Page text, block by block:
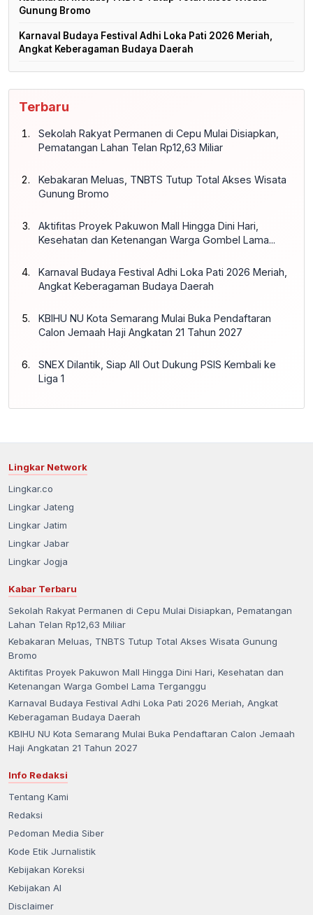
Gunung Bromo
Karnaval Budaya Festival Adhi Loka Pati 2026 Meriah,
Angkat Keberagaman Budaya Daerah
Terbaru
Sekolah Rakyat Permanen di Cepu Mulai Disiapkan,
Pematangan Lahan Telan Rp12,63 Miliar
Kebakaran Meluas, TNBTS Tutup Total Akses Wisata
Gunung Bromo
Aktifitas Proyek Pakuwon Mall Hingga Dini Hari,
Kesehatan dan Ketenangan Warga Gombel Lama...
Karnaval Budaya Festival Adhi Loka Pati 2026 Meriah,
Angkat Keberagaman Budaya Daerah
KBIHU NU Kota Semarang Mulai Buka Pendaftaran
Calon Jemaah Haji Angkatan 21 Tahun 2027
SNEX Dilantik, Siap All Out Dukung PSIS Kembali ke
Liga 1
Lingkar Network
Lingkar.co
Lingkar Jateng
Lingkar Jatim
Lingkar Jabar
Lingkar Jogja
Kabar Terbaru
Sekolah Rakyat Permanen di Cepu Mulai Disiapkan, Pematangan
Lahan Telan Rp12,63 Miliar
Kebakaran Meluas, TNBTS Tutup Total Akses Wisata Gunung
Bromo
Aktifitas Proyek Pakuwon Mall Hingga Dini Hari, Kesehatan dan
Ketenangan Warga Gombel Lama Terganggu
Karnaval Budaya Festival Adhi Loka Pati 2026 Meriah, Angkat
Keberagaman Budaya Daerah
KBIHU NU Kota Semarang Mulai Buka Pendaftaran Calon Jemaah
Haji Angkatan 21 Tahun 2027
Info Redaksi
Tentang Kami
Redaksi
Pedoman Media Siber
Kode Etik Jurnalistik
Kebijakan Koreksi
Kebijakan AI
Disclaimer